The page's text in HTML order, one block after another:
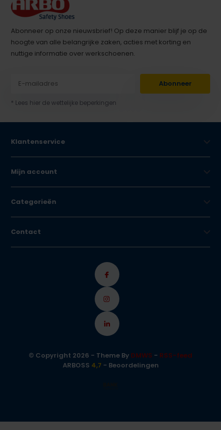
Abonneer op onze nieuwsbrief! Op deze manier blijf je op de
hoogte van alle belangrijke zaken, acties met korting en
nuttige informatie over werkschoenen.
Abonneer
* Lees hier de wettelijke beperkingen
Klantenservice
Mijn account
Categorieën
Contact
© Copyright 2026 - Theme By DMWS - RSS-feed
ARBOSS 4,7 - Beoordelingen